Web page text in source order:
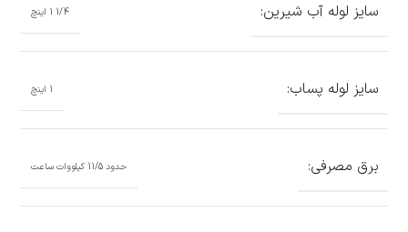
سایز لوله آب شیرین: 1/4 1 اینچ
سایز لوله پساب: 1 اینچ
برق مصرفی: حدود 11/5 کیلووات ساعت